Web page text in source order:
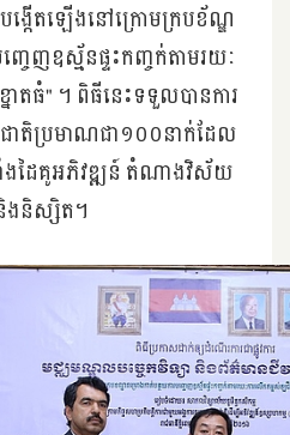
ង្កើត​ឡើង​នៅ​ក្រោម​ក្រប​ខ័ណ្ឌ​
ចេញ​ឧស្ម័ន​ផ្ទះ​កញ្ចក់​តាម​រយៈ​
ាត​ធំ​" ។ ពិធី​នេះ​ទទួល​បាន​ការ​
ជាតិ​ប្រមាណ​ជា​១០០នាក់​ដែល​
ង​ដៃ​គូអភិវឌ្ឍន៍ តំណាង​វិស័យ​
ង​និស្សិត។